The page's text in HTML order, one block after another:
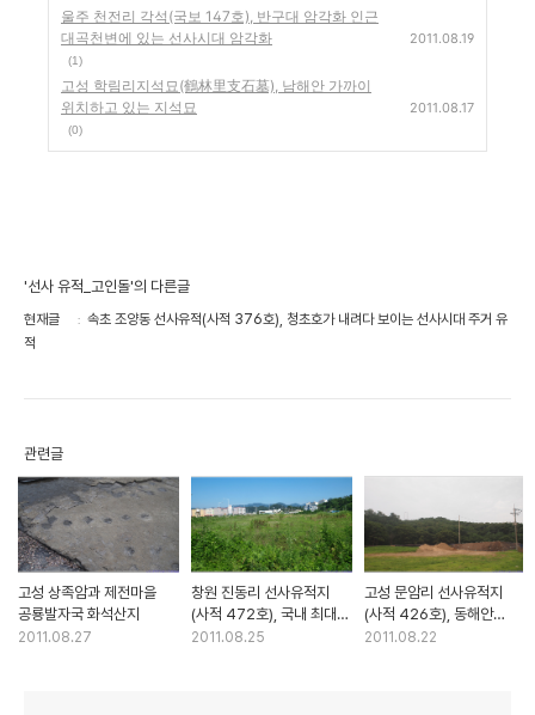
울주 천전리 각석(국보 147호), 반구대 암각화 인근
대곡천변에 있는 선사시대 암각화
(1)
2011.08.19
고성 학림리지석묘(鶴林里支石墓), 남해안 가까이
위치하고 있는 지석묘
(0)
2011.08.17
'선사 유적_고인돌'의 다른글
현재글
속초 조양동 선사유적(사적 376호), 청초호가 내려다 보이는 선사시대 주거 유
적
관련글
고성 상족암과 제전마을
공룡발자국 화석산지
2011.08.27
창원 진동리 선사유적지
(사적 472호), 국내 최대
청동기시대 집단 묘역
2011.08.25
고성 문암리 선사유적지
(사적 426호), 동해안
신석기시대 유적지
2011.08.22